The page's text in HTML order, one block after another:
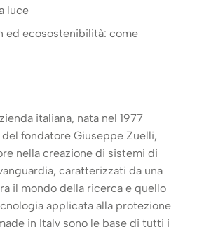
luce
ed ecosostenibilità: come
italiana, nata nel 1977
del fondatore Giuseppe Zuelli,
nella creazione di sistemi di
caratterizzati da una
il mondo della ricerca e quello
applicata alla protezione
in Italy sono le base di tutti i